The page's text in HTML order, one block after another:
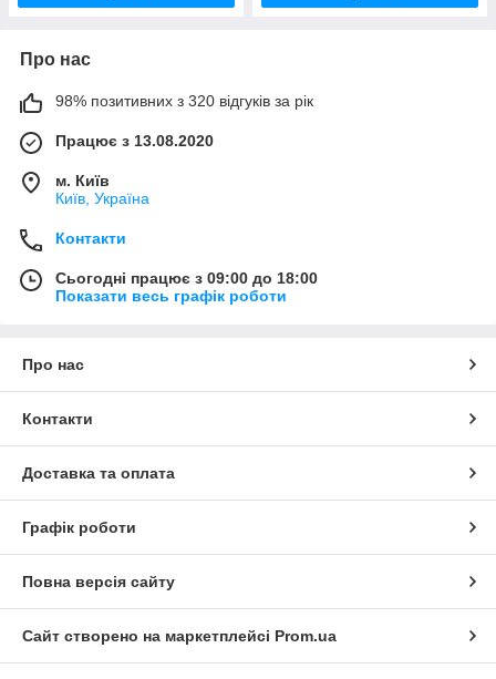
Про нас
98% позитивних з 320 відгуків за рік
Працює з 13.08.2020
м. Київ
Київ, Україна
Контакти
Сьогодні працює з 09:00 до 18:00
Показати весь графік роботи
Про нас
Контакти
Доставка та оплата
Графік роботи
Повна версія сайту
Сайт створено на маркетплейсі Prom.ua